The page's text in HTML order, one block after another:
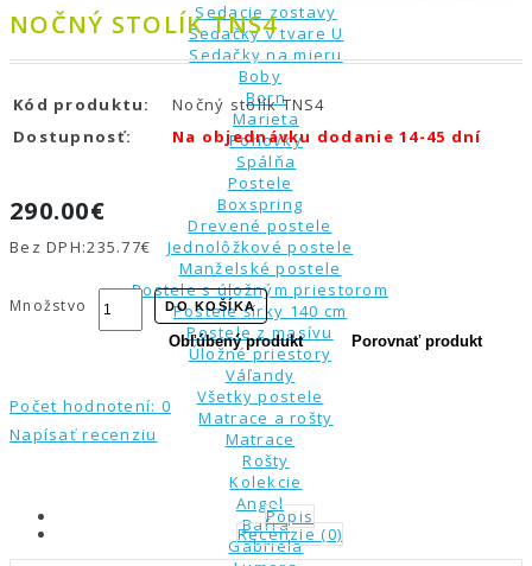
Sedacie zostavy
Sedačky v tvare U
Sedačky na mieru
Boby
Born
Marieta
Pohovky
Spálňa
Postele
Boxspring
Drevené postele
Jednolôžkové postele
Manželské postele
Postele s úložným priestorom
Postele šírky 140 cm
Postele z masívu
Úložné priestory
Váľandy
Všetky postele
Matrace a rošty
Matrace
Rošty
Kolekcie
Angel
Bafra
Gabriela
NOČNÝ STOLÍK TNS4
Kód produktu:
Nočný stolík TNS4
Dostupnosť:
Na objednávku dodanie 14-45 dní
290.00€
Bez DPH:235.77€
Množstvo DO KOŠÍKA
Obľúbený produkt Porovnať produkt
Počet hodnotení: 0
Napísať recenziu
Popis
Recenzie (0)